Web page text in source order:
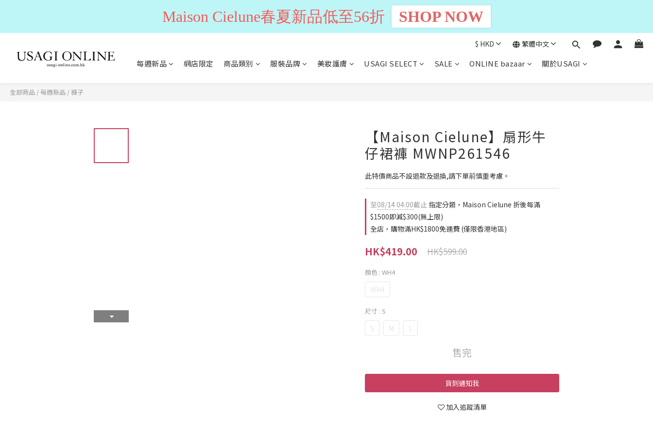
每週新品 網店限定 商品類別 服裝品牌 美妝護膚 USAGI SELECT SALE ONLINE bazaar 關於USAGI
$ HKD 繁體中文
全部商品 /每週新品 /褲子
【Maison Cielune】扇形牛
仔裙褲 MWNP261546
此特價商品不設退款及退換,請下單前慎重考慮。
至08/14 04:00截止 指定分類，Maison Cielune 折後每滿
$1500即減$300(無上限)
全店，購物滿HK$1800免運費 (僅限香港地區)
HK$419.00 HK$599.00
顏色 : WH4
WH4
尺寸 : S
S M L
售完
貨到通知我
加入追蹤清單
Maison Cielune春夏新品低至56折 SHOP NOW